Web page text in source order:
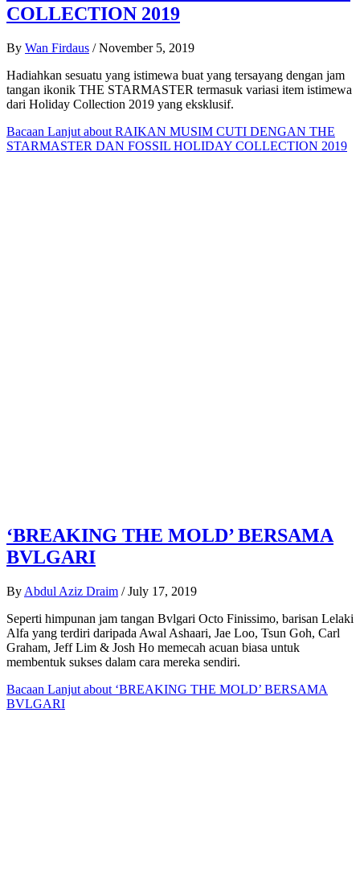
COLLECTION 2019
By Wan Firdaus / November 5, 2019
Hadiahkan sesuatu yang istimewa buat yang tersayang dengan jam
tangan ikonik THE STARMASTER termasuk variasi item istimewa
dari Holiday Collection 2019 yang eksklusif.
Bacaan Lanjut about RAIKAN MUSIM CUTI DENGAN THE
STARMASTER DAN FOSSIL HOLIDAY COLLECTION 2019
‘BREAKING THE MOLD’ BERSAMA
BVLGARI
By Abdul Aziz Draim / July 17, 2019
Seperti himpunan jam tangan Bvlgari Octo Finissimo, barisan Lelaki
Alfa yang terdiri daripada Awal Ashaari, Jae Loo, Tsun Goh, Carl
Graham, Jeff Lim & Josh Ho memecah acuan biasa untuk
membentuk sukses dalam cara mereka sendiri.
Bacaan Lanjut about ‘BREAKING THE MOLD’ BERSAMA
BVLGARI